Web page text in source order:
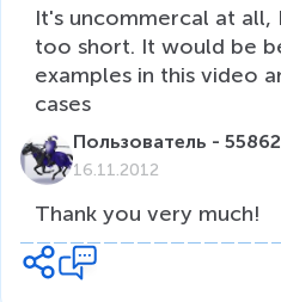
It's uncommercal at all,
too short. It would be
examples in this video
cases
Пользователь - 55862
16.11.2012
Thank you very much!